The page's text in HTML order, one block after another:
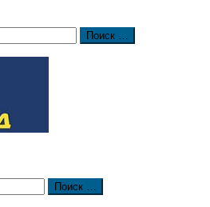
Поиск …
Поиск …